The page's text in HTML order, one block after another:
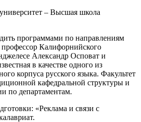
– Высшая школа
программами по направлениям
профессор Калифорнийского
Александр Осповат и
в качестве одного из
корпуса русского языка. Факультет
кафедральной структуры и
по департаментам.
«Реклама и связи с